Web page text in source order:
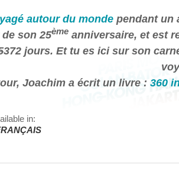
autour du monde pendant un
son 25ème anniversaire, et est
372 jours. Et tu es ici sur son
Joachim a écrit un livre : 360
in: